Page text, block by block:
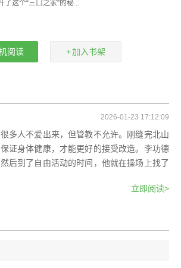
这个“三口之家”的秘...
阅读 加入书架
2026-01-23 17:12:09
多人不爱出来，但管教不允许。刚缝完北山
证身体健康，才能更好的接受改造。李功德
后到了自由活动的时间，他就在操场上找了
立即阅读>